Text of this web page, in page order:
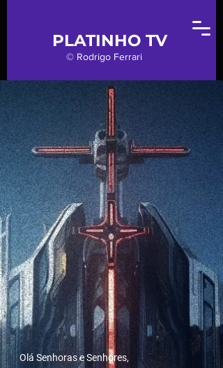
PLATINHO TV
© Rodrigo Ferrari
Olá Senhoras e Senhores,